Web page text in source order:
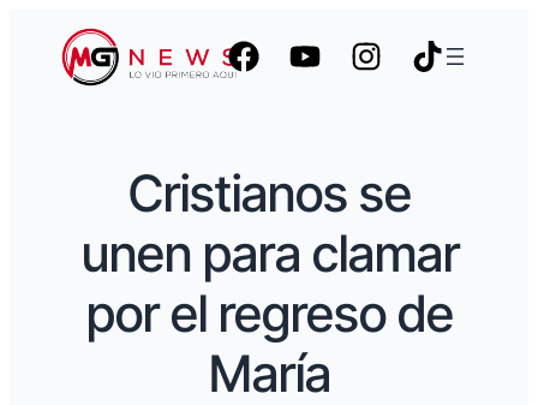
Cristianos se
unen para clamar
por el regreso de
María